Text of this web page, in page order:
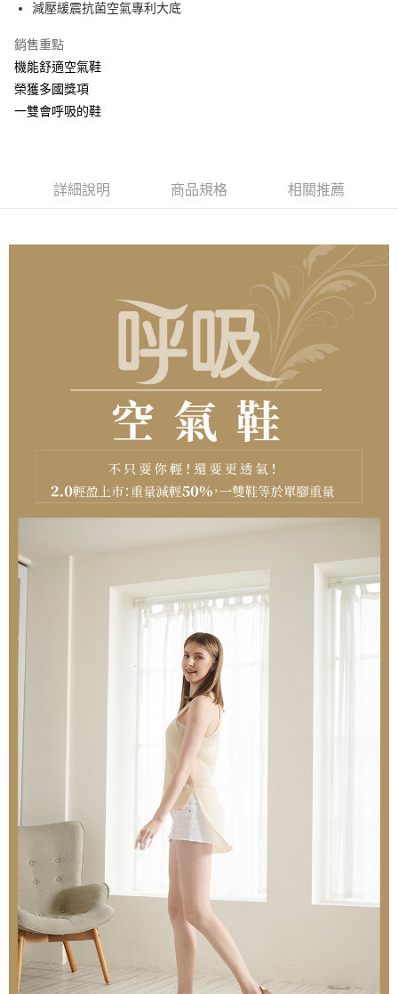
ATM付款
付款後萊爾富取貨
付款後7-11取貨
每筆NT$100，滿NT$2,000(含以上)免運費
減壓緩震抗菌空氣專利大底
銷售重點
機能舒適空氣鞋
榮獲多國獎項
一雙會呼吸的鞋
詳細說明 商品規格 相關推薦